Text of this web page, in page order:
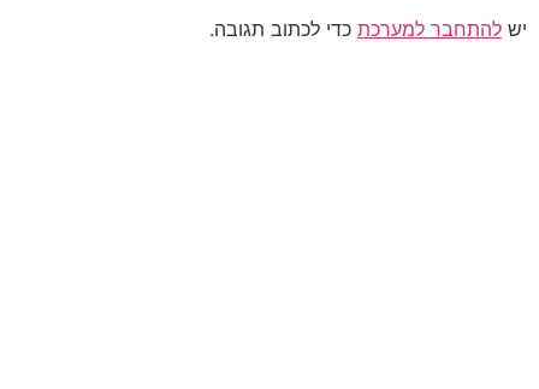
יש להתחבר למערכת כדי לכתוב תגובה.